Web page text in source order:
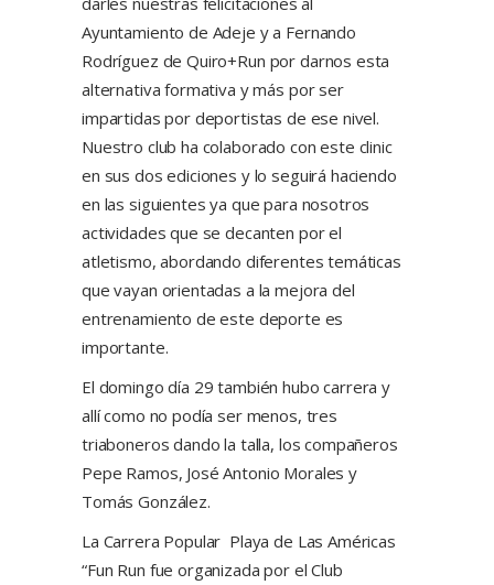
Ayuntamiento de Adeje y a Fernando
Rodríguez de Quiro+Run por darnos esta
alternativa formativa y más por ser
impartidas por deportistas de ese nivel.
Nuestro club ha colaborado con este clinic
en sus dos ediciones y lo seguirá haciendo
en las siguientes ya que para nosotros
actividades que se decanten por el
atletismo, abordando diferentes temáticas
que vayan orientadas a la mejora del
entrenamiento de este deporte es
importante.
El domingo día 29 también hubo carrera y
allí como no podía ser menos, tres
triaboneros dando la talla, los compañeros
Pepe Ramos, José Antonio Morales y
Tomás González.
La Carrera Popular Playa de Las Américas
“Fun Run fue organizada por el Club